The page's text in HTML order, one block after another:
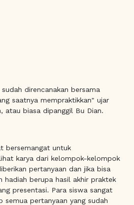
direncanakan bersama
saatnya mempraktikkan" ujar
atau biasa dipanggil Bu Dian.
bersemangat untuk
karya dari kelompok-kelompok
pertanyaan dan jika bisa
hadiah berupa hasil akhir praktek
presentasi. Para siswa sangat
semua pertanyaan yang sudah